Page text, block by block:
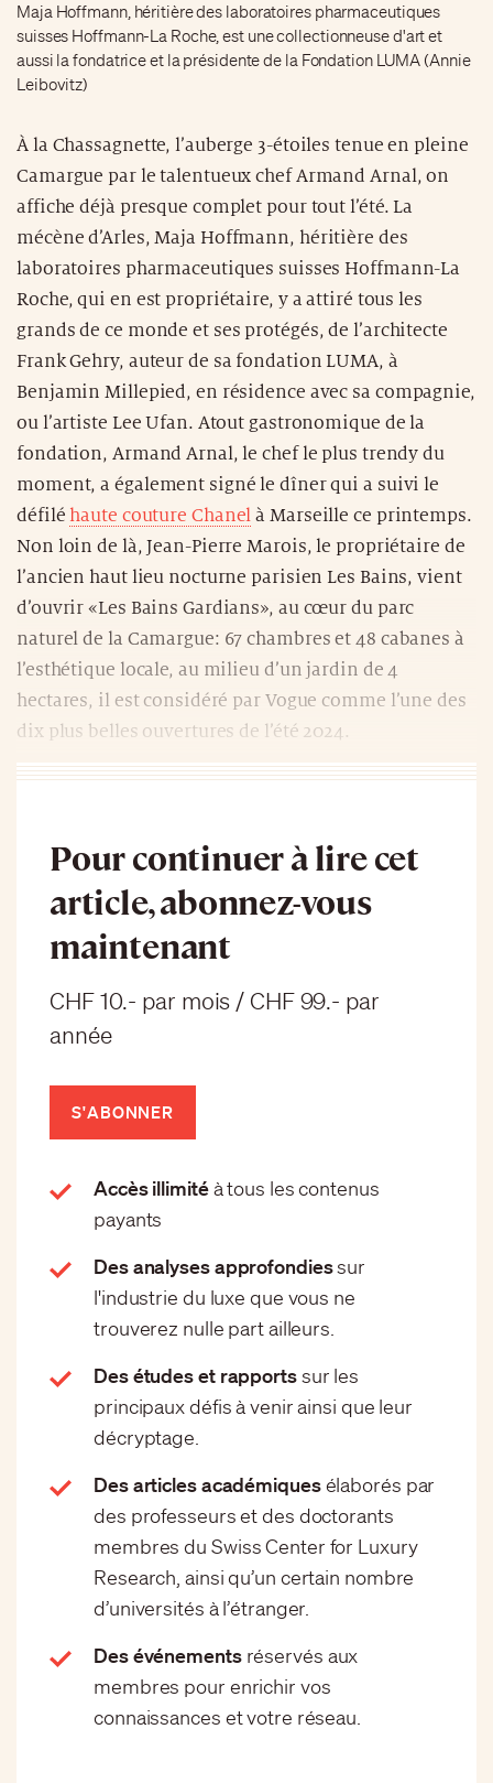
Maja Hoffmann, héritière des laboratoires pharmaceutiques
suisses Hoffmann-La Roche, est une collectionneuse d'art et
aussi la fondatrice et la présidente de la Fondation LUMA (Annie
Leibovitz)
À la Chassagnette, l’auberge 3-étoiles tenue en pleine
Camargue par le talentueux chef Armand Arnal, on
affiche déjà presque complet pour tout l’été. La
mécène d’Arles, Maja Hoffmann, héritière des
laboratoires pharmaceutiques suisses Hoffmann-La
Roche, qui en est propriétaire, y a attiré tous les
grands de ce monde et ses protégés, de l’architecte
Frank Gehry, auteur de sa fondation LUMA, à
Benjamin Millepied, en résidence avec sa compagnie,
ou l’artiste Lee Ufan. Atout gastronomique de la
fondation, Armand Arnal, le chef le plus trendy du
moment, a également signé le dîner qui a suivi le
défilé haute couture Chanel à Marseille ce printemps.
Non loin de là, Jean-Pierre Marois, le propriétaire de
l’ancien haut lieu nocturne parisien Les Bains, vient
d’ouvrir «Les Bains Gardians», au cœur du parc
naturel de la Camargue: 67 chambres et 48 cabanes à
l’esthétique locale, au milieu d’un jardin de 4
hectares, il est considéré par Vogue comme l’une des
dix plus belles ouvertures de l’été 2024.
Pour continuer à lire cet
article, abonnez-vous
maintenant
CHF 10.- par mois / CHF 99.- par
année
S'ABONNER
Accès illimitéà tous les contenus
payants
Des analyses approfondiessur
l'industrie du luxe que vous ne
trouverez nulle part ailleurs.
Des études et rapportssur les
principaux défis à venir ainsi que leur
décryptage.
Des articles académiquesélaborés par
des professeurs et des doctorants
membres du Swiss Center for Luxury
Research, ainsi qu’un certain nombre
d’universités à l’étranger.
Des événementsréservés aux
membres pour enrichir vos
connaissances et votre réseau.